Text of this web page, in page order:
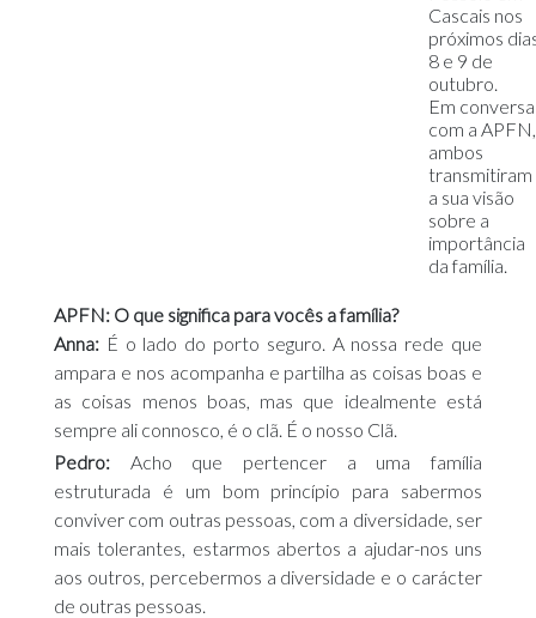
Cascais nos
próximos
8 e 9 de
outubro.
Em conversa
com a APFN,
ambos
transmitiram
a sua visão
sobre a
importância
da família.
APFN: O que significa para vocês a família?
Anna: É o lado do porto seguro. A nossa rede que
ampara e nos acompanha e partilha as coisas boas e
as coisas menos boas, mas que idealmente está
sempre ali connosco, é o clã. É o nosso Clã.
Pedro: Acho que pertencer a uma família
estruturada é um bom princípio para sabermos
conviver com outras pessoas, com a diversidade, ser
mais tolerantes, estarmos abertos a ajudar-nos uns
aos outros, percebermos a diversidade e o carácter
de outras pessoas.